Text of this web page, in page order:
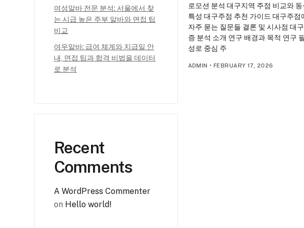
여성알바 전문 분석: 서울에서 찾
는 시급 높은 주부 알바와 면접 팁
비교
여우알바: 급여 체계와 지급일 안
내, 면접 팁과 합격 비법을 데이터
로 분석
Recent
Comments
A WordPress Commenter
on Hello world!
로모션 분석 대구지역 주점 비교와 동
특성 대구주점 추천 가이드 대구주점
자주 묻는 질문들 결론 및 시사점 대
증 분석 소개 연구 배경과 목적 연구
성로 중심 주
ADMIN • FEBRUARY 17, 2026